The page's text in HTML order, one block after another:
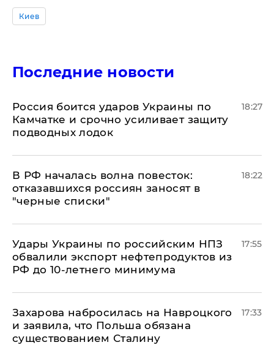
Киев
Последние новости
Россия боится ударов Украины по
Камчатке и срочно усиливает защиту
подводных лодок
18:27
​В РФ началась волна повесток:
отказавшихся россиян заносят в
"черные списки"
18:22
Удары Украины по российским НПЗ
обвалили экспорт нефтепродуктов из
РФ до 10-летнего минимума
17:55
​Захарова набросилась на Навроцкого
и заявила, что Польша обязана
существованием Сталину
17:33